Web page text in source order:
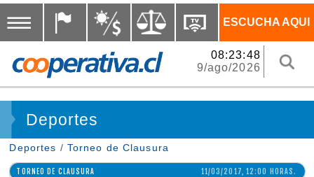
ESCUCHA AQUI
08:23:49
9/ago/2026
Deportes
Deportes / Torneo de Clausura
TORNEO DE CLAUSURA 11/03/2017, 12:00 HORAS.